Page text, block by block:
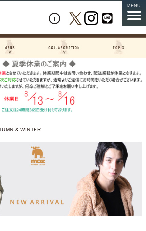
MENU
& WINTER